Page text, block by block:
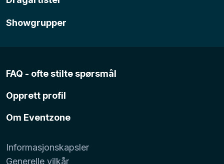
Showgrupper
FAQ - ofte stilte spørsmål
Opprett profil
Om Eventzone
Informasjonskapsler
Generelle vilkår